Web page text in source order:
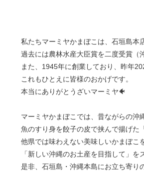
私たちマーミヤかまぼこは、石垣島本
過去には農林水産大臣賞を二度受賞
また、1945年に創業しており、昨年
これもひとえに皆様のおかげです。
本当にありがとうざいマーミヤ🐠
マーミヤかまぼこでは、昔ながらの沖
魚のすり身を餃子の皮で挟んで揚げた
他県では味わえない美味しいかまぼこ
「新しい沖縄のお土産を目指して」を
是非、石垣島・沖縄本島にお立ち寄り